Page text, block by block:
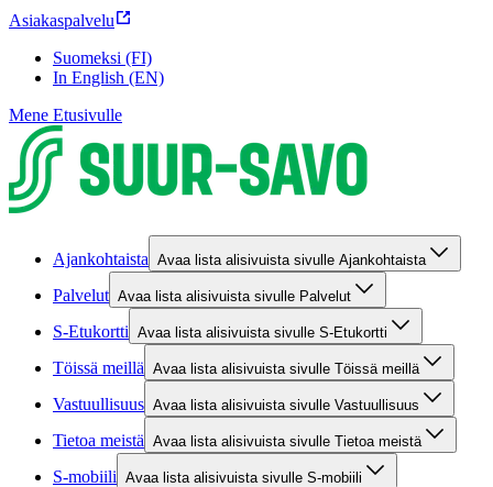
Asiakaspalvelu
Suomeksi (FI)
In English (EN)
Mene Etusivulle
Ajankohtaista Avaa lista alisivuista sivulle Ajankohtaista
Palvelut Avaa lista alisivuista sivulle Palvelut
S-Etukortti Avaa lista alisivuista sivulle S-Etukortti
Töissä meillä Avaa lista alisivuista sivulle Töissä meillä
Vastuullisuus Avaa lista alisivuista sivulle Vastuullisuus
Tietoa meistä Avaa lista alisivuista sivulle Tietoa meistä
S-mobiili Avaa lista alisivuista sivulle S-mobiili